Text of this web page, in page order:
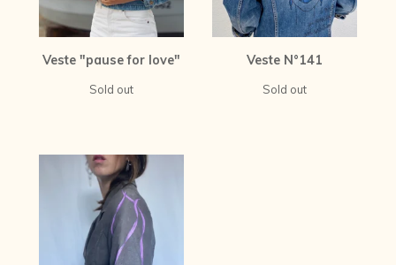
Veste "pause for love"
Sold out
Veste N°141
Sold out